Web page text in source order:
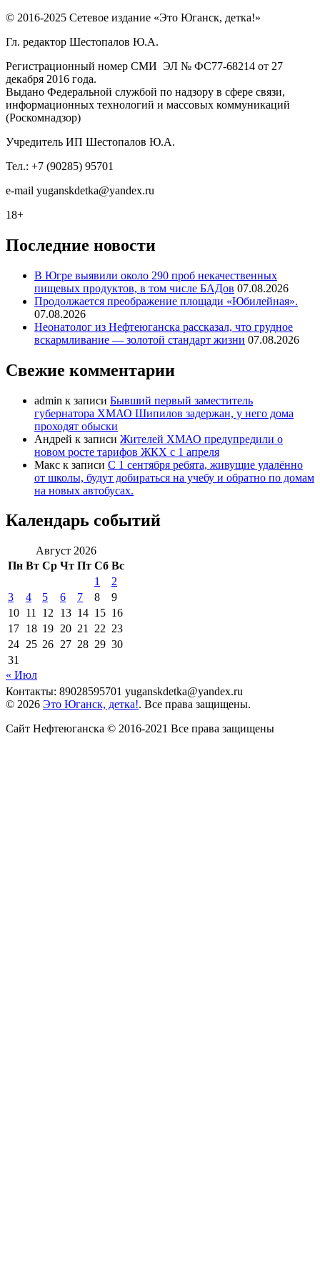
© 2016-2025 Сетевое издание «Это Юганск, детка!»
Гл. редактор Шестопалов Ю.А.
Регистрационный номер СМИ ЭЛ № ФС77-68214 от 27
декабря 2016 года.
Выдано Федеральной службой по надзору в сфере связи,
информационных технологий и массовых коммуникаций
(Роскомнадзор)
Учредитель ИП Шестопалов Ю.А.
Тел.: +7 (90285) 95701
e-mail yuganskdetka@yandex.ru
18+
Последние новости
В Югре выявили около 290 проб некачественных
пищевых продуктов, в том числе БАДов 07.08.2026
Продолжается преображение площади «Юбилейная».
07.08.2026
Неонатолог из Нефтеюганска рассказал, что грудное
вскармливание — золотой стандарт жизни 07.08.2026
Свежие комментарии
admin к записи Бывший первый заместитель
губернатора ХМАО Шипилов задержан, у него дома
проходят обыски
Андрей к записи Жителей ХМАО предупредили о
новом росте тарифов ЖКХ с 1 апреля
Макс к записи С 1 сентября ребята, живущие удалённо
от школы, будут добираться на учебу и обратно по домам
на новых автобусах.
Календарь событий
Август 2026
Пн Вт Ср Чт Пт Сб Вс
1
2
3
4 5 6 7 8
9
10 11 12 13 14 15 16
17 18 19 20 21 22 23
24 25 26 27 28 29 30
31
« Июл
Контакты: 89028595701 yuganskdetka@yandex.ru
© 2026 Это Юганск, детка!. Все права защищены.
Сайт Нефтеюганска © 2016-2021 Все права защищены